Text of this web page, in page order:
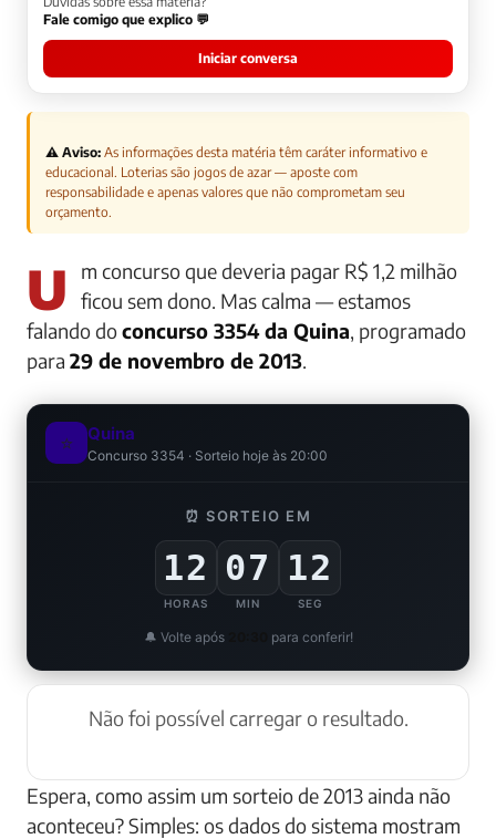
Fale comigo que explico 💬
Iniciar conversa
⚠️ Aviso: As informações desta matéria têm caráter informativo e
educacional. Loterias são jogos de azar — aposte com
responsabilidade e apenas valores que não comprometam seu
orçamento.
Um concurso que deveria pagar R$ 1,2 milhão
ficou sem dono. Mas calma — estamos
falando doconcurso 3354 da Quina, programado
para 29 de novembro de 2013.
⭐ Quina
Concurso 3354 · Sorteio hoje às 20:00
⏰ SORTEIO EM
12
HORAS
07
MIN
11
SEG
🔔 Volte após para conferir!
Não foi possível carregar o resultado.
Espera, como assim um sorteio de 2013 ainda não
aconteceu? Simples: os dados do sistema mostram